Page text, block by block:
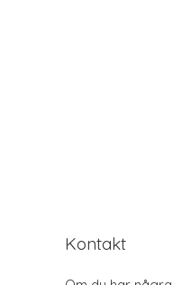
Kontakt